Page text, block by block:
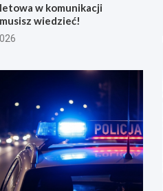
w komunikacji
wiedzieć!